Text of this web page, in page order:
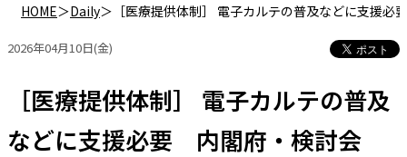
HOME＞Daily＞ ［医療提供体制］ 電子カルテの普及などに支援
2026年04月10日(金)
［医療提供体制］ 電子カルテの普及
などに支援必要 内閣府・検討会